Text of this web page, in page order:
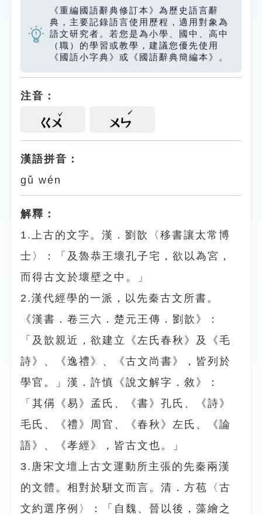
《重編國語辭典修訂本》為歷史語言辭
典，主要記錄語言使用歷程，適用對象為
語文研究者。若您是為小學、國中、高中
（職）的學習或教學，建議您優先使用
《國語小字典》或《國語辭典簡編本》。
注音：
ㄍㄨ ㄨㄣ
漢語拼音：
gǔ wén
解釋：
1.上古的文字。漢．劉歆〈移書讓太常博
士〉：「及魯恭王壞孔子宅，欲以為宮，
而得古文於壞壁之中。」
2.漢代經學的一派，以先秦古文所書。
《漢書．卷三六．楚元王傳．劉歆》：
「及歆親近，欲建立《左氏春秋》及《毛
詩》、《逸禮》、《古文尚書》，皆列於
學官。」漢．許慎《說文解字．敘》：
「其偁《易》孟氏、《書》孔氏、《詩》
毛氏、《禮》周官、《春秋》左氏、《論
語》、《孝經》，皆古文也。」
3.唐宋文壇上古文運動所主張的先秦兩漢
的文體。相對於駢文而言。清．方苞〈古
文約選序例〉：「自魏、晉以後，藻繪之